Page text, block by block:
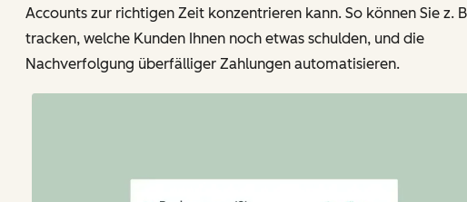
Accounts zur richtigen Zeit konzentrieren kann. So können Sie z.
tracken, welche Kunden Ihnen noch etwas schulden, und die
Nachverfolgung überfälliger Zahlungen automatisieren.